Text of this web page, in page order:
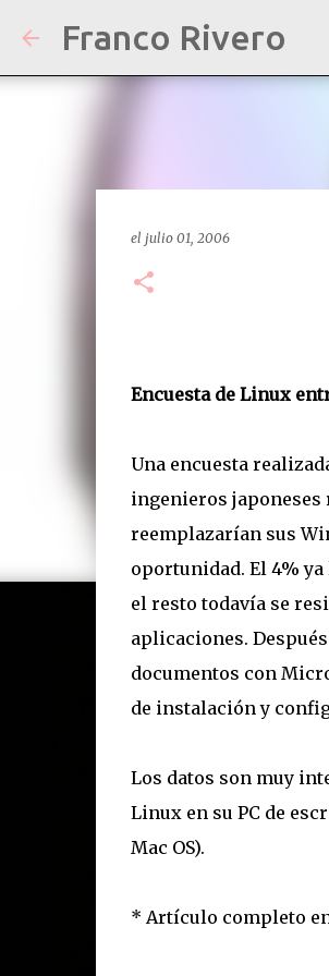
Franco Rivero
el julio 01, 2006
Encuesta de Linux
Una encuesta
ingenieros japoneses
reemplazarían sus
oportunidad. El 4%
el resto todavía se
aplicaciones.
documentos con
de instalación y
Los datos son muy
Linux en su PC de
Mac OS).
* Artículo completo